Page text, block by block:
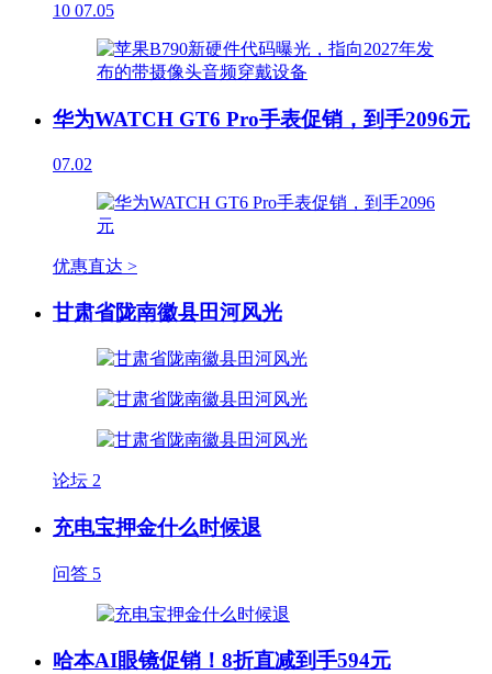
10 07.05
华为WATCH GT6 Pro手表促销，到手2096元
07.02
优惠直达 >
甘肃省陇南徽县田河风光
论坛 2
充电宝押金什么时候退
问答 5
哈本AI眼镜促销！8折直减到手594元